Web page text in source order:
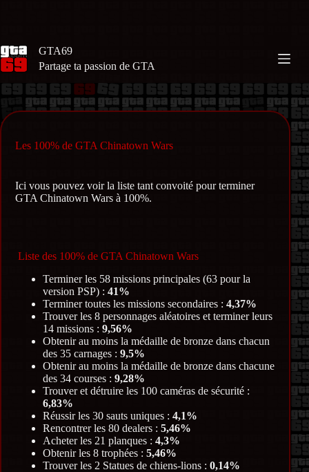
GTA69
Partage ta passion de GTA
Les 100% de GTA Chinatown Wars
Ici vous pouvez voir la liste tant convoité pour terminer
GTA Chinatown Wars à 100%.
Liste des 100% de GTA Chinatown Wars
Terminer les 58 missions principales (63 pour la
version PSP) : 41%
Terminer toutes les missions secondaires : 4,37%
Trouver les 8 personnages aléatoires et terminer leurs
14 missions : 9,56%
Obtenir au moins la médaille de bronze dans chacun
des 35 carnages : 9,5%
Obtenir au moins la médaille de bronze dans chacune
des 34 courses : 9,28%
Trouver et détruire les 100 caméras de sécurité :
6,83%
Réussir les 30 sauts uniques : 4,1%
Rencontrer les 80 dealers : 5,46%
Acheter les 21 planques : 4,3%
Obtenir les 8 trophées : 5,46%
Trouver les 2 Statues de chiens-lions : 0,14%